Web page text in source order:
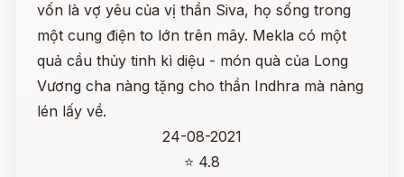
vốn là vợ yêu của vị thần Siva, họ sống trong
một cung điện to lớn trên mây. Mekla có một
quả cầu thủy tinh kì diệu - món quà của Long
Vương cha nàng tặng cho thần Indhra mà nàng
lén lấy về.
24-08-2021
⭐ 4.8